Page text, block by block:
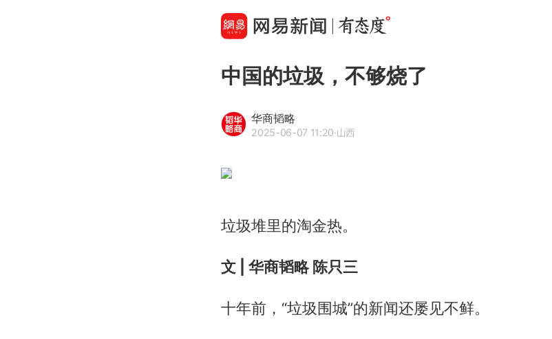
中国的垃圾，不够烧了
华商韬略
2025-06-07 11:20·山西
垃圾堆里的淘金热。
文 | 华商韬略 陈只三
十年前，“垃圾围城”的新闻还屡见不鲜。